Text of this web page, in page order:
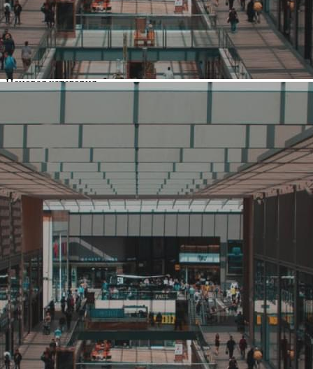
Название:
Burger King
Компания создана в стране
США
Основной вид деятельности
Кафе, ресторан
Ценовая категория
СреднийИзменить
1954
850
Количество объектов в России
850
Представлены в регионах
Москва,Санкт-Петербург,Анапа,Архангельск,Астрахань,
Белгород,Брянск,Владивосток,Владимир,Вологда ,
Екатеринбург
Краснодар,Красноярск,Курск,Липецк,Магнитогорск
Набережные Челны
Нижний Новгород
Новосибирск,Нягань,Омск , Оренбург,Пенза ,Пермь
Петрозаводск, Ростов-на-Дону Рязань,Самара,Саратов
Смоленск,Сочи,Ставрополь,Сургут,Сыктывкар Тамбов
,
Тверь, Тольятти,Томск,Тула,Тюмень,Улан-Удэ, Ульяновск,
Уссурийск,Уфа,Хабаровск,Чебоксары ,Челябинск
Череповец, Ярославль
Показать все
Изменить
Наличие франчайзинга
Нет